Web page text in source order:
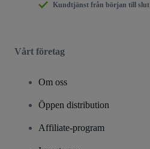
Kundtjänst från början till slut
Vårt företag
Om oss
Öppen distribution
Affiliate-program